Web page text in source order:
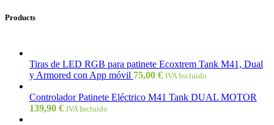
Products
Tiras de LED RGB para patinete Ecoxtrem Tank M41, Dual
y Armored con App móvil 75,00 € IVA Incluido
Controlador Patinete Eléctrico M41 Tank DUAL MOTOR
139,90 € IVA Incluido